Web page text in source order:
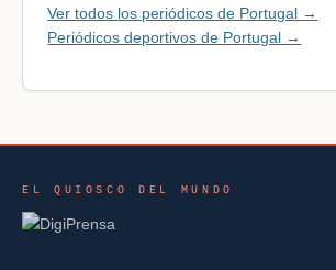
Ver todos los periódicos de Portugal →
Periódicos deportivos de Portugal →
EL QUIOSCO DEL MUNDO